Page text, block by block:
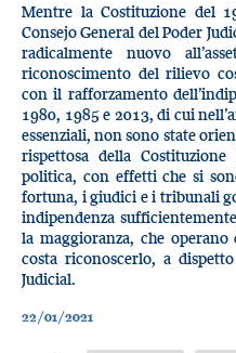
Mentre la Costituzione del
Consejo General del Poder
radicalmente nuovo
riconoscimento del rilievo
con il rafforzamento
1980, 1985 e 2013, di cui
essenziali, non sono state
rispettosa della
politica, con effetti che si
fortuna, i giudici e i tribunali
indipendenza
la maggioranza, che operano
costa riconoscerlo, a
Judicial.
22/01/2021